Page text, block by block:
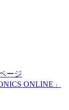
ージ
ONLINE」